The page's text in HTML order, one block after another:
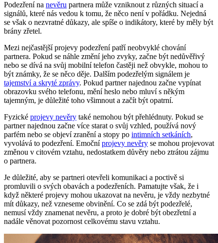
Podezření na nevěru partnera může vzniknout z různých situací a
signálů, které nás vedou k tomu, že něco není v pořádku. Nejedná
se však o nezvratné důkazy, ale spíše o indikátory, které by měly být
brány zřetel.
Mezi nejčastější projevy podezření patří neobvyklé chování
partnera. Pokud se náhle změní jeho zvyky, začne být nedůvěřivý
nebo se dívá na svůj mobilní telefon častěji než obvykle, mohou to
být známky, že se něco děje. Dalším podezřelým signálem je
tajemství a skryté zprávy. Pokud partner najednou začne vypínat
obrazovku svého telefonu, mění heslo nebo mluví s někým
tajemným, je důležité toho všimnout a začít být opatrní.
Fyzické projevy nevěry také nemohou být přehlédnuty. Pokud se
partner najednou začne více starat o svůj vzhled, používá nový
parfém nebo se objeví zranění a stopy po intimních setkáních,
vyvolává to podezření. Emočníprojevy nevěry se mohou projevovat
změnou v citovém vztahu, nedostatkem důvěry nebo ztrátou zájmu
o partnera.
Je důležité, aby se partneri otevřeli komunikaci a poctivě si
promluvili o svých obavách a podezřeních. Pamatujte však, že i
když některé projevy mohou ukazovat na nevěru, je vždy nezbytné
mít důkazy, než vzneseme obvinění. Co se zdá být podezřelé,
nemusí vždy znamenat nevěru, a proto je dobré být obezřetní a
nadále věnovat pozornost celkovému stavu vztahu.